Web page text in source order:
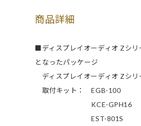
商品詳細
■ディスプレイオーディオ Zシ
となったパッケージ
ディスプレイオーディオ Zシ
取付キット： EGB-100
KCE-GPH16
EST-801S